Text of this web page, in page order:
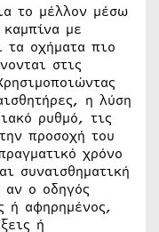
το μέλλον μέσω
με
τα οχήματα πιο
στις
η λύση
ρυθμό, τις
προσοχή του
χρόνο
συναισθηματική
αν ο οδηγός
ή αφηρημένος,
ή